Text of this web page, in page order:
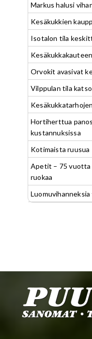
Markus halusi
Kesäkukkien
Isotalon tila
Orvokit avasivat
Vilppulan tila
Hortiherttua
kustannuksissa
Kotimaista ruusua
Apetit – 75 vuotta
ruokaa